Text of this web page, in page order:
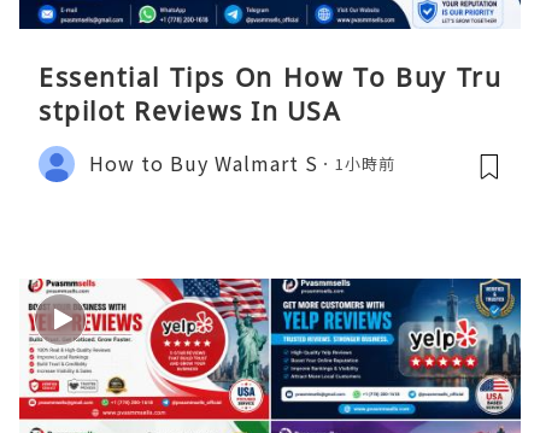
Essential Tips On How To Buy Tru
stpilot Reviews In USA
How to Buy Walmart S 1小時前